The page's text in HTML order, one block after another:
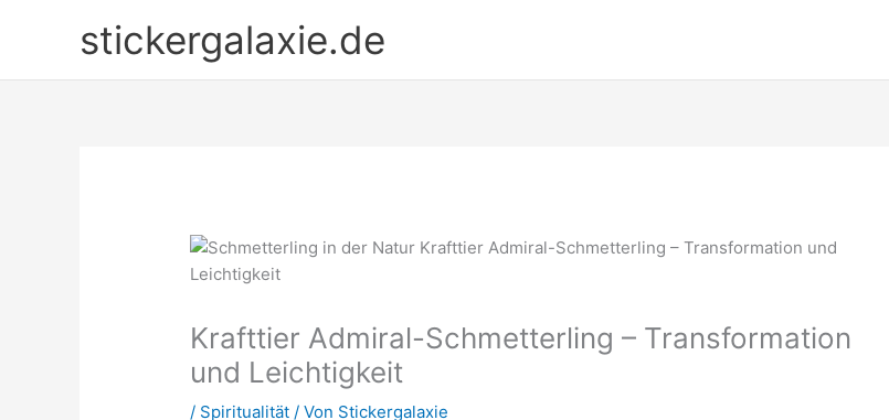
stickergalaxie.de
Krafttier Admiral-Schmetterling – Transformation
und Leichtigkeit
/ Spiritualität / Von Stickergalaxie